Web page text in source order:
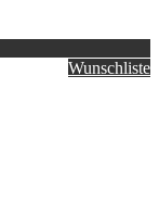
Wunschliste